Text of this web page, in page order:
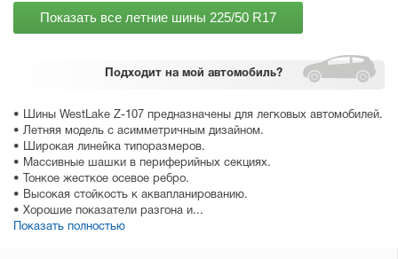
Подходит на мой автомобиль?
• Шины WestLake Z-107 предназначены для легковых автомобилей.
• Летняя модель с асимметричным дизайном.
• Широкая линейка типоразмеров.
• Массивные шашки в периферийных секциях.
• Тонкое жесткое осевое ребро.
• Высокая стойкость к аквапланированию.
• Хорошие показатели разгона и...
Показать полностью
Показать все летние шины 225/50 R17